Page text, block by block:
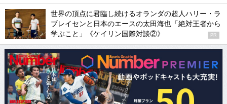
世界の頂点に君臨し続けるオランダの超人ハリー・ラ
ブレイセンと日本のエースの太田海也「絶対王者から
学ぶこと」《ケイリン国際対談②》
PR